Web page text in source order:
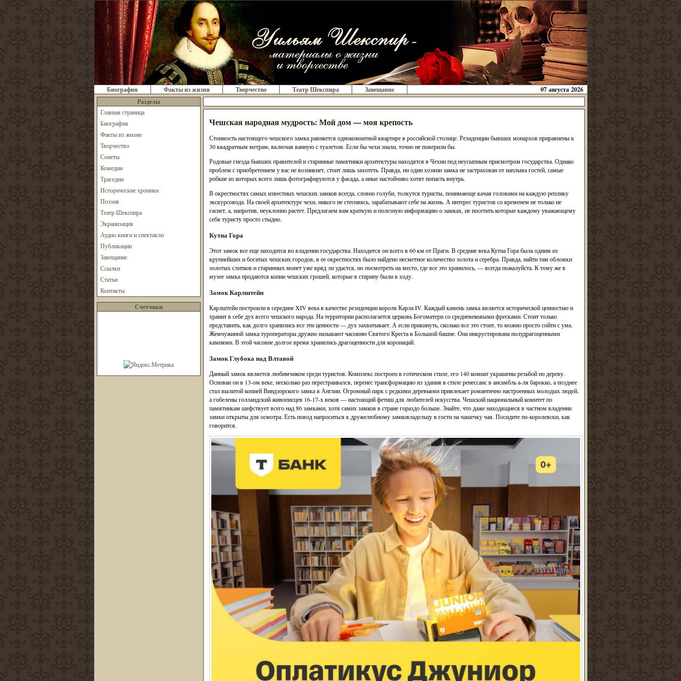
Биография Факты из жизни Творчество Театр Шекспира Завещание
07 августа 2026
Разделы
Главная страница
Биография
Факты из жизни
Творчество
Сонеты
Комедии
Трагедии
Исторические хроники
Поэзия
Театр Шекспира
Экранизация
Аудио книги и спектакли
Публикации
Завещание
Ссылки
Статьи
Контакты
Счетчики
Чешская народная мудрость: Мой дом — моя крепость
Стоимость настоящего чешского замка равняется однокомнатной квартире в российской столице. Резиденции бывших монархов приравнены к
30 квадратным метрам, включая ванную с туалетом. Если бы чехи знали, точно не поверили бы.
Родовые гнезда бывших правителей и старинные памятники архитектуры находятся в Чехии под неусыпным присмотром государства. Однако
проблем с приобретением у вас не возникнет, стоит лишь захотеть. Правда, ни один хозяин замка не застрахован от наплыва гостей, самые
робкие из которых всего лишь фотографируются у фасада, а иные настойчиво хотят попасть внутрь.
В окрестностях самых известных чешских замков всегда, словно голуби, толкутся туристы, понимающе качая головами на каждую реплику
экскурсовода. На своей архитектуре чехи, никого не стесняясь, зарабатывают себе на жизнь. А интерес туристов со временем не только не
гаснет, а, напротив, неуклонно растет. Предлагаем вам краткую и полезную информацию о замках, не посетить которые каждому уважающему
себя туристу просто стыдно.
Кутна Гора
Этот замок все еще находится во владении государства. Находится он всего в 60 км от Праги. В средние века Кутна Гора была одним из
крупнейших и богатых чешских городов, в ее окрестностях было найдено несметное количество золота и серебра. Правда, найти там обломки
золотых слитков и старинных монет уже вряд ли удастся, но посмотреть на место, где все это хранилось, — всегда пожалуйста. К тому же в
музее замка продаются копии чешских грошей, которые в старину были в ходу.
Замок Карлштейн
Карлштейн построили в середине XIV века в качестве резиденции короля Карла IV. Каждый камень замка является исторической ценностью и
хранит в себе дух всего чешского народа. На территории располагается церковь Богоматери со средневековыми фресками. Стоит только
представить, как долго хранились все эти ценности — дух захватывает. А если прикинуть, сколько все это стоит, то можно просто сойти с ума.
Жемчужиной замка туроператоры дружно называют часовню Святого Креста в Большой башне. Она инкрустирована полудрагоценными
камнями. В этой часовне долгое время хранились драгоценности для коронаций.
Замок Глубока над Влтавой
Данный замок является любимчиком среди туристов. Комплекс построен в готическом стиле, его 140 комнат украшены резьбой по дереву.
Основан он в 13-ом веке, несколько раз перестраивался, перенес трансформацию из здания в стиле ренессанс в ансамбль а-ля барокко, а позднее
стал вылитой копией Виндзорского замка в Англии. Огромный парк с редкими деревьями привлекает романтично настроенных молодых людей,
а гобелены голландский живописцев 16-17-х веков — настоящий фетиш для любителей искусства. Чешский национальный комитет по
памятникам шефствует всего над 86 замками, хотя самих замков в стране гораздо больше. Знайте, что даже находящиеся в частном владении
замки открыты для осмотра. Есть повод напроситься к дружелюбному замковладельцу в гости на чашечку чая. Посидите по-королевски, как
говорится.